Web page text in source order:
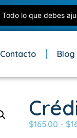
Contacto Blog
$165.00 - $